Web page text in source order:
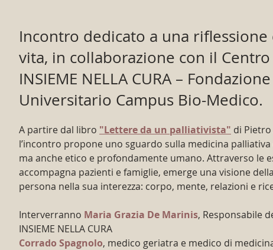
Incontro dedicato a una
vita, in collaborazione con il
INSIEME NELLA CURA –
Universitario Campus Bio-Medico.
A partire dal libro "Lettere da un palliativista" di Pietro
l’incontro propone uno sguardo sulla medicina
ma anche etico e profondamente umano. Attraverso le
accompagna pazienti e famiglie, emerge una visione
persona nella sua interezza: corpo, mente, relazioni e
Interverranno Maria Grazia De Marinis, Responsabile
INSIEME NELLA CURA
Corrado Spagnolo, medico geriatra e medico di